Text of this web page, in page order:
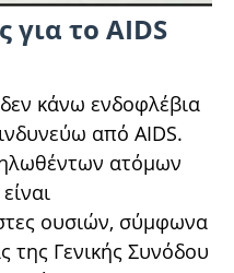
για το AIDS
κάνω ενδοφλέβια
από AIDS.
ατόμων
ουσιών, σύμφωνα
της Γενικής Συνόδου